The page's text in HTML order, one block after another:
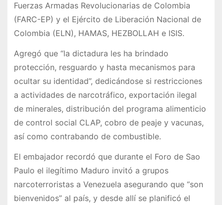
Fuerzas Armadas Revolucionarias de Colombia
(FARC-EP) y el Ejército de Liberación Nacional de
Colombia (ELN), HAMAS, HEZBOLLAH e ISIS.
Agregó que “la dictadura les ha brindado
protección, resguardo y hasta mecanismos para
ocultar su identidad”, dedicándose si restricciones
a actividades de narcotráfico, exportación ilegal
de minerales, distribución del programa alimenticio
de control social CLAP, cobro de peaje y vacunas,
así como contrabando de combustible.
El embajador recordó que durante el Foro de Sao
Paulo el ilegítimo Maduro invitó a grupos
narcoterroristas a Venezuela asegurando que “son
bienvenidos” al país, y desde allí se planificó el